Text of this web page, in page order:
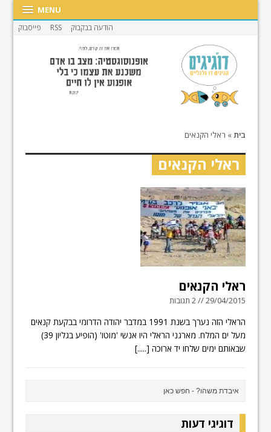
MENU
הודעה בבקבוק RSS פייסבוק
בית» ראלי הקנאים
ראלי הקנאים
ראלי הקנאים
29/04/2015 // 2 תגובות
הראלי הזה נערך בשנת 1991 במדבר יהודה הדרומי בבקעת קנאים
מעל ים המלח. מארגני הראלי היו אנשי 'מוטו' (הופיע בגליון 39)
שבאותם ימים שלחו יד ארוכה [.....]
דוגיגי דעות